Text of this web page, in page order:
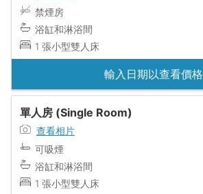
禁煙房
浴缸和淋浴間
1 張小型雙人床
輸入日期以查看價格
單人房 (Single Room)
查看相片
可吸煙
浴缸和淋浴間
1 張小型雙人床